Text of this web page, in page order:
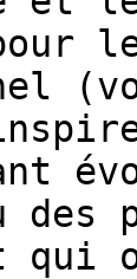
le
qui